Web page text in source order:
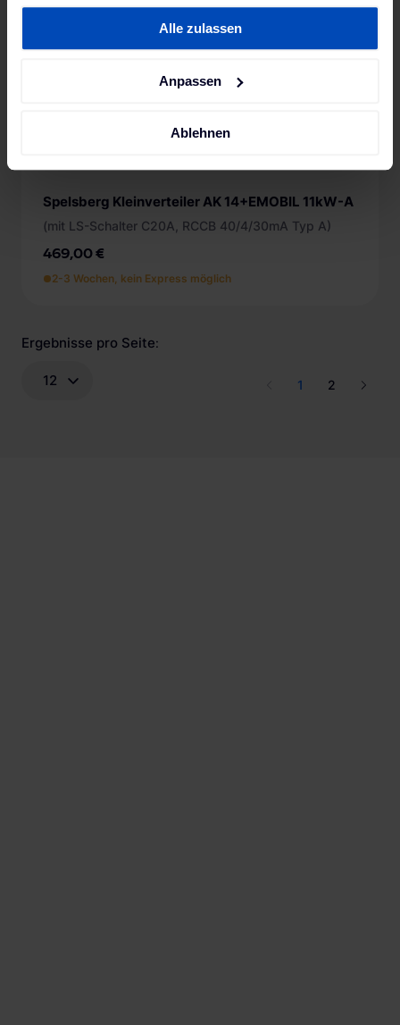
gesammelt haben. Weitere Informationen findest du in
Datenschutzerklärungund unserem
Impressum.
Alle zulassen
Anpassen
Ablehnen
Spelsberg Kleinverteiler AK 14+EMOBIL 11kW-A
(mit LS-Schalter C20A, RCCB 40/4/30mA Typ A)
469,00 €
2-3 Wochen, kein Express möglich
Ergebnisse pro Seite:
12 1 2